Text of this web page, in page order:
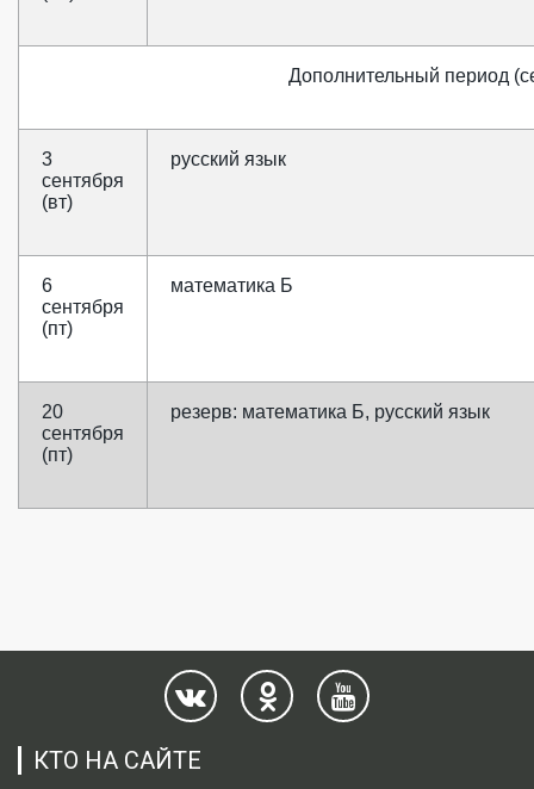
Дополнительный период
3
сентября
(вт)
русский язык
6
сентября
(пт)
математика Б
20
сентября
(пт)
резерв: математика Б, русский язык
КТО НА САЙТЕ